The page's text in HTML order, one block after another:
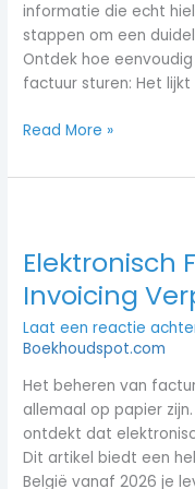
informatie die echt
stappen om een
Ontdek hoe
factuur sturen: Het lijkt
Read More »
Elektronisch
Invoicing
Laat een reactie
Boekhoudspot.com
Het beheren van
allemaal op papier
ontdekt dat
Dit artikel biedt een
België vanaf 2026 je
België:
E-
Invoicing
Verplicht
vanaf
2026